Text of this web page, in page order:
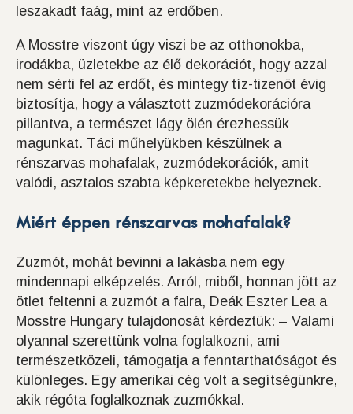
leszakadt faág, mint az erdőben.
A Mosstre viszont úgy viszi be az otthonokba,
irodákba, üzletekbe az élő dekorációt, hogy azzal
nem sérti fel az erdőt, és mintegy tíz-tizenöt évig
biztosítja, hogy a választott zuzmódekorációra
pillantva, a természet lágy ölén érezhessük
magunkat. Táci műhelyükben készülnek a
rénszarvas mohafalak, zuzmódekorációk, amit
valódi, asztalos szabta képkeretekbe helyeznek.
Miért éppen rénszarvas mohafalak?
Zuzmót, mohát bevinni a lakásba nem egy
mindennapi elképzelés. Arról, miből, honnan jött az
ötlet feltenni a zuzmót a falra, Deák Eszter Lea a
Mosstre Hungary tulajdonosát kérdeztük: – Valami
olyannal szerettünk volna foglalkozni, ami
természetközeli, támogatja a fenntarthatóságot és
különleges. Egy amerikai cég volt a segítségünkre,
akik régóta foglalkoznak zuzmókkal.